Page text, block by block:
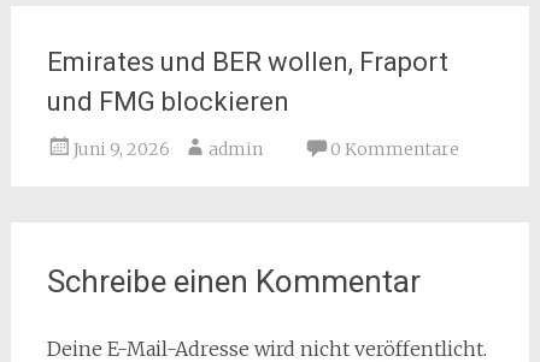
Emirates und BER wollen, Fraport
und FMG blockieren
Juni 9, 2026 admin 0 Kommentare
Schreibe einen Kommentar
Deine E-Mail-Adresse wird nicht veröffentlicht.